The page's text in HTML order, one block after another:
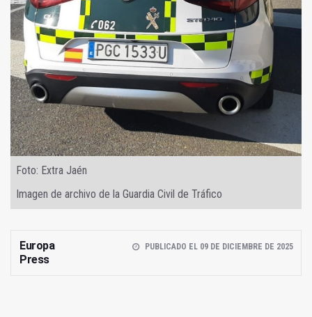
Foto: Extra Jaén
Imagen de archivo de la Guardia Civil de Tráfico
Europa
Press
PUBLICADO EL 09 DE DICIEMBRE DE 2025